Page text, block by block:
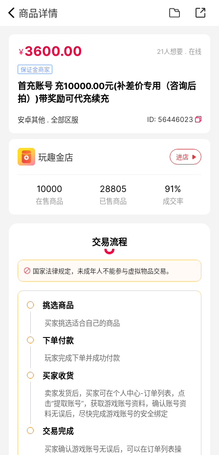
商品详情
￥3600.00 21人想要 . 在线
保证金商家
首充账号 充10000.00元(补差价专用（咨询后
拍）)带奖励可代充续充
安卓其他. 全部区服 ID: 56446023
玩趣金店 进店
10000
在售商品
28805
已售商品
91%
成交率
交易流程
国家法律规定，未成年人不能参与虚拟物品交易。
挑选商品
买家挑选适合自己的商品
下单付款
玩家完成下单并成功付款
买家收货
卖家发货后，买家可在个人中心-订单列表，点
击“提取账号”，获取游戏账号资料，确认账号资
料无误后，尽快完成游戏账号的安全绑定
交易完成
买家确认游戏账号无误后，可以在订单列表操